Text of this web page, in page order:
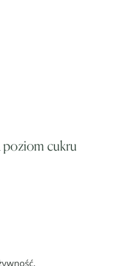
cukru